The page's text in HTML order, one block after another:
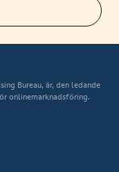
Bureau, är, den ledande
onlinemarknadsföring.